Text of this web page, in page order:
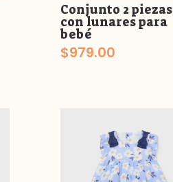
Conjunto 2 piezas
con lunares para
bebé
$979.00